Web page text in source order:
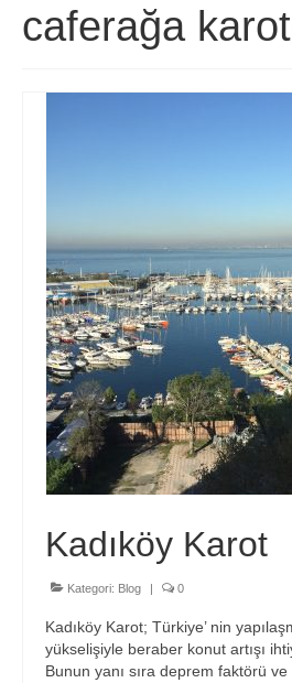
Hakkımızda
İstanbul Karot
Blog
İletişim
caferağa
Kadıköy Karot
Kategori: Blog | 0
Kadıköy Karot; Türkiye’ nin
yükselişiyle beraber konut artışı
Bunun yanı sıra deprem faktörü